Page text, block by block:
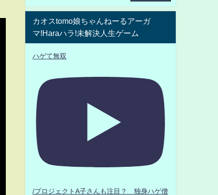
カオスtomo娘ちゃんねーるアーガ
マ!Haraハラ!未解決人生ゲーム
ハゲて無双
/プロジェクトA子さんも注目？ 独身ハゲ僧